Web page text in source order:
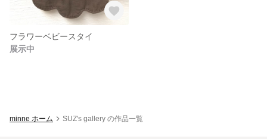
フラワーベビースタイ
展示中
minne ホーム SUZ's gallery の作品一覧